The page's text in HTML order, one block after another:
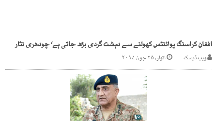
افغان کراسنگ پوائنٹس کھولنے سے دہشت گردی بڑھ جاتی ہے‘ چودھری نثار
ویب ڈیسک اتوار, ۲۵ جون ۲۰۱۷